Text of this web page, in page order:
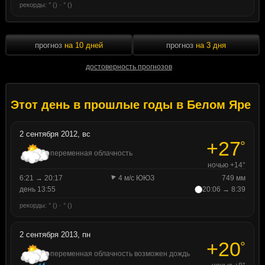
рекорды: ° () · ° ()
прогноз на 10 дней
достоверность прогнозов
прогноз на 3 дня
Этот день в прошлые годы в Белом Яре
2 сентября 2012, вс
переменная облачность +27°
ночью +14°
6:21 → 20:17
4 м/с ЮЮЗ
749 мм
день 13:55
20:06 → 8:39
рекорды: ° () · ° ()
2 сентября 2013, пн
переменная облачность возможен дождь +20°